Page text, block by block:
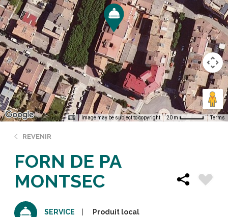
Image may be subject to copyright 20 m Terms
REVENIR
FORN DE PA
MONTSEC
SERVICE Produit local